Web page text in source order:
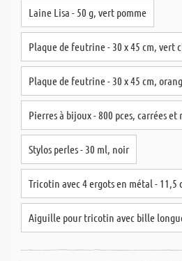
Laine Lisa - 50 g, vert pomme
Plaque de feutrine - 30 x 45 cm, vert
Plaque de feutrine - 30 x 45 cm,
Pierres à bijoux - 800 pces, carrées et
Stylos perles - 30 ml, noir
Tricotin avec 4 ergots en métal - 11,5
Aiguille pour tricotin avec bille